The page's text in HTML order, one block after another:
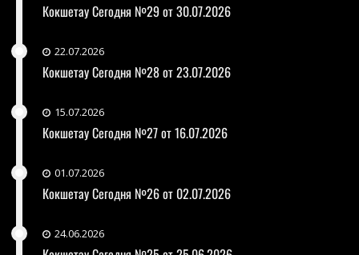
Кокшетау Сегодня №29 от 30.07.2026
22.07.2026
Кокшетау Сегодня №28 от 23.07.2026
15.07.2026
Кокшетау Сегодня №27 от 16.07.2026
01.07.2026
Кокшетау Сегодня №26 от 02.07.2026
24.06.2026